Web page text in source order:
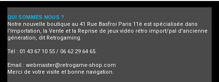
QUI SOMMES NOUS ?
Notre nouvelle boutique au 41 Rue Basfroi Paris 11è est spécialisée dans
l'Importation, la Vente et la Reprise de jeux vidéo rétro import/pal d'ancienne
génération, dit Retrogaming.
Tél : 01 43 67 10 55 / 06 62 29 64 65.
Email : webmaster@retrogame-shop.com
Merci de votre visite et bonne navigation.